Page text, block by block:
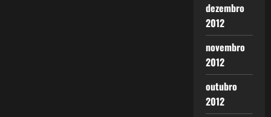
dezembro
2012
novembro
2012
outubro
2012